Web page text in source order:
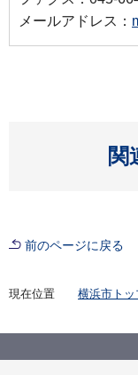
メールアドレス：
関
前のページに戻る
現在位置 横浜市トッ
地産地消
よこはま
ト店等)